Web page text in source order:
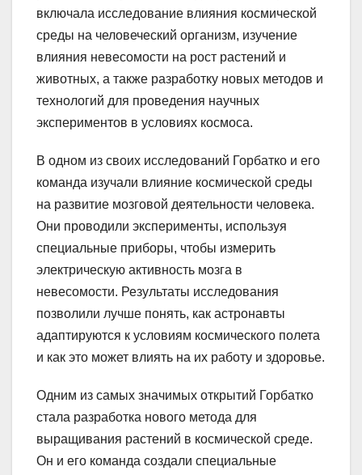
включала исследование влияния космической
среды на человеческий организм, изучение
влияния невесомости на рост растений и
животных, а также разработку новых методов и
технологий для проведения научных
экспериментов в условиях космоса.
В одном из своих исследований Горбатко и его
команда изучали влияние космической среды
на развитие мозговой деятельности человека.
Они проводили эксперименты, используя
специальные приборы, чтобы измерить
электрическую активность мозга в
невесомости. Результаты исследования
позволили лучше понять, как астронавты
адаптируются к условиям космического полета
и как это может влиять на их работу и здоровье.
Одним из самых значимых открытий Горбатко
стала разработка нового метода для
выращивания растений в космической среде.
Он и его команда создали специальные